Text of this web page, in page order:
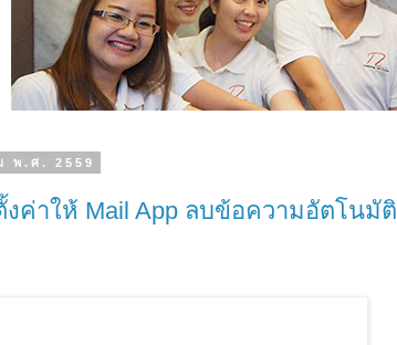
พ.ศ. 2559
งค่าให้ Mail App ลบข้อความอัตโนมัติ